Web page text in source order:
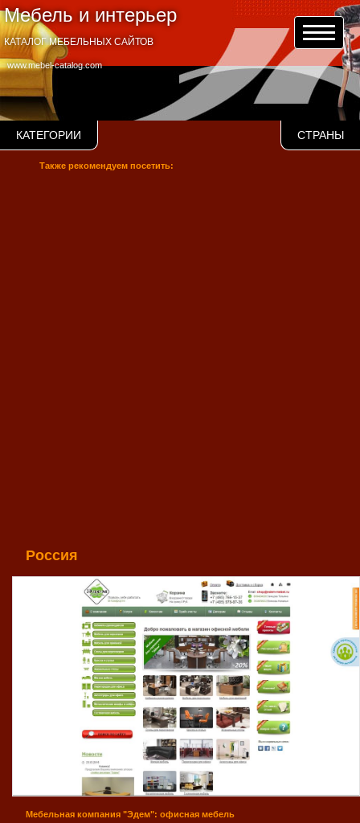
Мебель и интерьер
www.mebel-catalog.com
КАТАЛОГ МЕБЕЛЬНЫХ САЙТОВ
КАТЕГОРИИ СТРАНЫ
Также рекомендуем посетить:
Россия
Мебельная компания "Эдем": офисная мебель